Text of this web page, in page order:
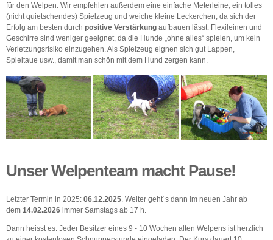
für den Welpen. Wir empfehlen außerdem eine einfache Meterleine, ein tolles
(nicht quietschendes) Spielzeug und weiche kleine Leckerchen, da sich der
Erfolg am besten durch positive Verstärkung aufbauen lässt. Flexileinen und
Geschirre sind weniger geeignet, da die Hunde „ohne alles“ spielen, um kein
Verletzungsrisiko einzugehen. Als Spielzeug eignen sich gut Lappen,
Spieltaue usw., damit man schön mit dem Hund zergen kann.
Unser Welpenteam macht Pause!
Letzter Termin in 2025: 06.12.2025. Weiter geht´s dann im neuen Jahr ab
dem 14.02.2026 immer Samstags ab 17 h.
Dann heisst es: Jeder Besitzer eines 9 - 10 Wochen alten Welpens ist herzlich